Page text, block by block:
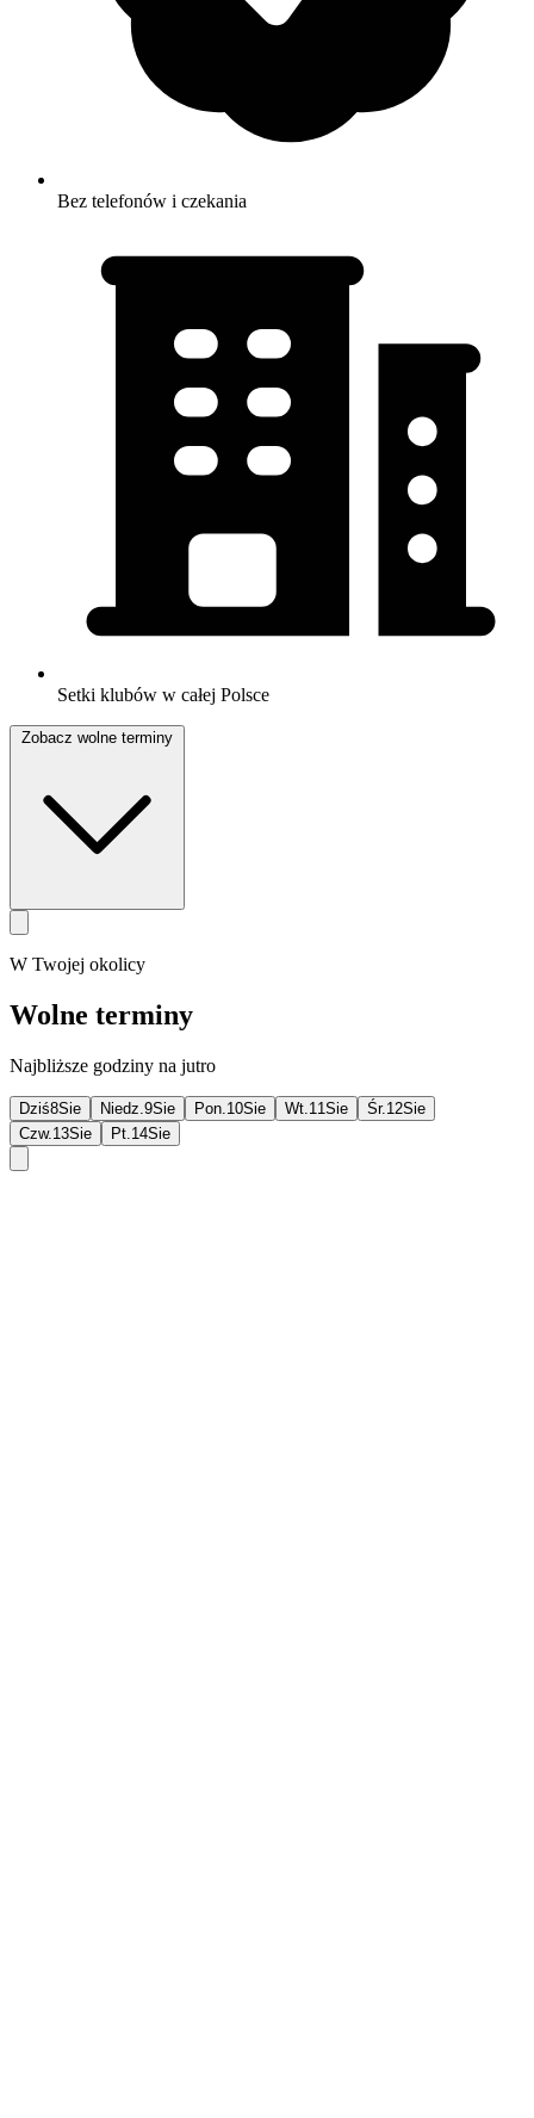
Bez telefonów i czekania
Setki klubów w całej Polsce
W Twojej okolicy
Wolne terminy
Najbliższe godziny na jutro
Dziś8Sie Niedz. 9Sie Pon. 10Sie Wt. 11Sie Śr. 12Sie
Czw. 13Sie Pt. 14Sie